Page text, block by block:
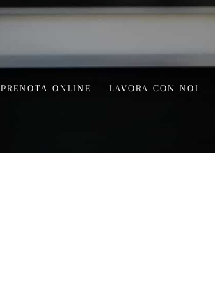
PRENOTA ONLINE LAVORA CON NOI